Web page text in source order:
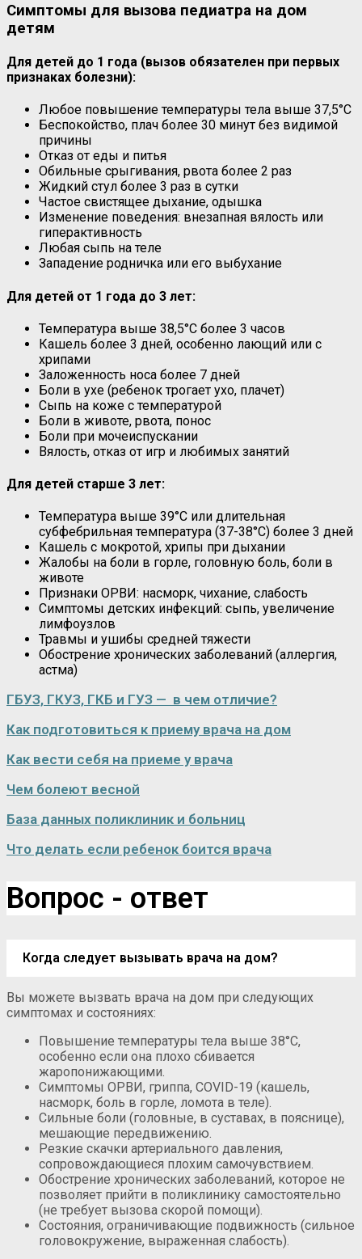
Симптомы для вызова педиатра на дом
детям
Для детей до 1 года (вызов обязателен при первых
признаках болезни):
Любое повышение температуры тела выше 37,5°C
Беспокойство, плач более 30 минут без видимой
причины
Отказ от еды и питья
Обильные срыгивания, рвота более 2 раз
Жидкий стул более 3 раз в сутки
Частое свистящее дыхание, одышка
Изменение поведения: внезапная вялость или
гиперактивность
Любая сыпь на теле
Западение родничка или его выбухание
Для детей от 1 года до 3 лет:
Температура выше 38,5°C более 3 часов
Кашель более 3 дней, особенно лающий или с
хрипами
Заложенность носа более 7 дней
Боли в ухе (ребенок трогает ухо, плачет)
Сыпь на коже с температурой
Боли в животе, рвота, понос
Боли при мочеиспускании
Вялость, отказ от игр и любимых занятий
Для детей старше 3 лет:
Температура выше 39°C или длительная
субфебрильная температура (37-38°C) более 3 дней
Кашель с мокротой, хрипы при дыхании
Жалобы на боли в горле, головную боль, боли в
животе
Признаки ОРВИ: насморк, чихание, слабость
Симптомы детских инфекций: сыпь, увеличение
лимфоузлов
Травмы и ушибы средней тяжести
Обострение хронических заболеваний (аллергия,
астма)
ГБУЗ, ГКУЗ, ГКБ и ГУЗ — в чем отличие?
Как подготовиться к приему врача на дом
Как вести себя на приеме у врача
Чем болеют весной
База данных поликлиник и больниц
Что делать если ребенок боится врача
Вопрос - ответ
Когда следует вызывать врача на дом?
Вы можете вызвать врача на дом при следующих
симптомах и состояниях:
Повышение температуры тела выше 38°C,
особенно если она плохо сбивается
жаропонижающими.
Симптомы ОРВИ, гриппа, COVID-19 (кашель,
насморк, боль в горле, ломота в теле).
Сильные боли (головные, в суставах, в пояснице),
мешающие передвижению.
Резкие скачки артериального давления,
сопровождающиеся плохим самочувствием.
Обострение хронических заболеваний, которое не
позволяет прийти в поликлинику самостоятельно
(не требует вызова скорой помощи).
Состояния, ограничивающие подвижность (сильное
головокружение, выраженная слабость).